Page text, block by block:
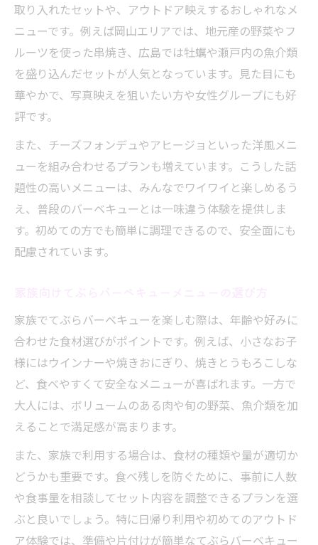
取り入れたセットや、アウトドア映えするおしゃれなメ
ニューです。例えば岡山エリアでは、地元産の野菜やフ
ルーツを使った串焼き、広島では牡蠣や瀬戸内の魚介類
を盛り込んだセットが人気となっています。見た目にも
華やかで、写真映えを狙いたい方や女性グループにも好
評です。
また、チーズフォンデュやアヒージョといった洋風メニ
ューを組み合わせるプランも増えています。こうした話
題性の高いメニューは、みんなでワイワイと楽しめるう
え、普段のバーベキューとは一味違う体験を提供しま
す。初めての方でも簡単に調理できるので、安全面にも
配慮されています。
家族でてぶらバーベキューを楽しむ際は、年齢や好みに
合わせた食材選びがポイントです。例えば、小さなお子
様にはウインナーや焼きおにぎり、焼きとうもろこしな
ど、食べやすくて安全なメニューが喜ばれます。一方で
大人には、ボリュームのある肉や旬の野菜、魚介類を加
えることで満足感が高まります。
また、家族で利用する場合は、食材の種類や量が適切か
どうかも重要です。食べ残しを防ぐために、事前に人数
や食事量を相談してセット内容を調整できるプランを選
ぶと良いでしょう。特に日帰り利用や初めてのアウトド
ア体験では、準備や片付けが簡単なてぶらバーベキュー